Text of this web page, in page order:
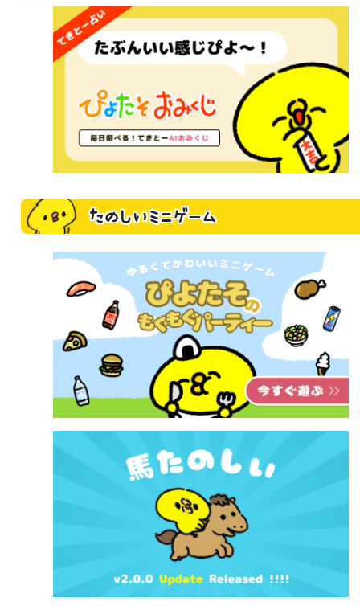
たのしいミニゲーム